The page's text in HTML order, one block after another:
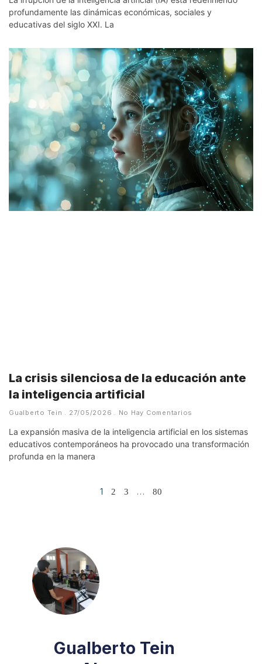
profundamente las dinámicas económicas, sociales y
educativas del siglo XXI. La
La crisis silenciosa de la educación ante
la inteligencia artificial
Gualberto Tein 27/05/2026 No Hay Comentarios
La expansión masiva de la inteligencia artificial en los sistemas
educativos contemporáneos ha provocado una transformación
profunda en la manera
1 2 3 … 80
Gualberto Tein